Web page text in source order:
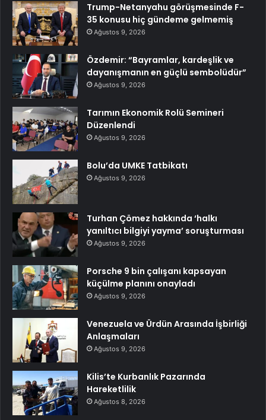
Trump-Netanyahu görüşmesinde F-
35 konusu hiç gündeme gelmemiş
Ağustos 9, 2026
Özdemir: “Bayramlar, kardeşlik ve
dayanışmanın en güçlü sembolüdür”
Ağustos 9, 2026
Tarımın Ekonomik Rolü Semineri
Düzenlendi
Ağustos 9, 2026
Bolu’da UMKE Tatbikatı
Ağustos 9, 2026
Turhan Çömez hakkında ‘halkı
yanıltıcı bilgiyi yayma’ soruşturması
Ağustos 9, 2026
Porsche 9 bin çalışanı kapsayan
küçülme planını onayladı
Ağustos 9, 2026
Venezuela ve Ürdün Arasında İşbirliği
Anlaşmaları
Ağustos 9, 2026
Kilis’te Kurbanlık Pazarında
Hareketlilik
Ağustos 8, 2026